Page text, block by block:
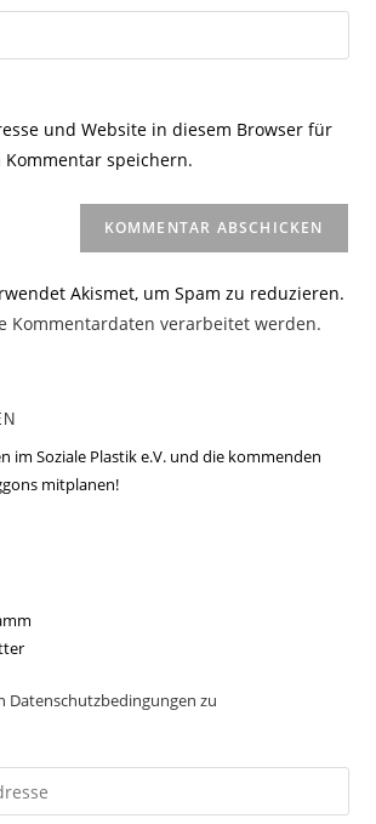
und Website in diesem Browser für
speichern.
Akismet, um Spam zu reduzieren.
Kommentardaten verarbeitet werden.
im Soziale Plastik e.V. und die kommenden
mitplanen!
Datenschutzbedingungen zu